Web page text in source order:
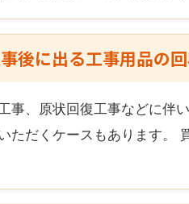
後に出る工事用品の
事、原状回復工事などに伴
ただくケースもあります。